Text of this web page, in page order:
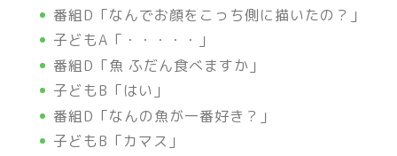
番組D「なんでお顔をこっち側に描いたの？」
子どもA「・・・・・」
番組D「魚 ふだん食べますか」
子どもB「はい」
番組D「なんの魚が一番好き？」
子どもB「カマス」